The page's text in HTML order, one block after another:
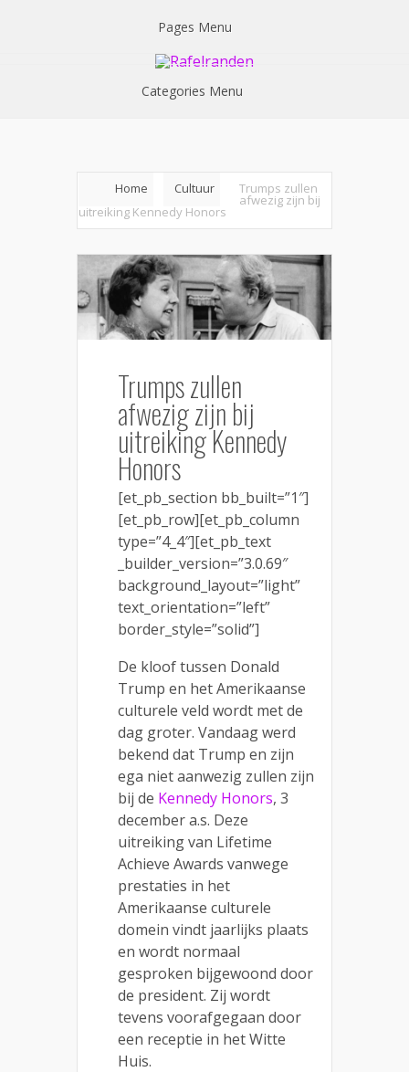
Pages Menu
Categories Menu
Home Cultuur Trumps zullen
afwezig zijn bij
uitreiking Kennedy Honors
Trumps zullen
afwezig zijn bij
uitreiking Kennedy
Honors
[et_pb_section bb_built=”1″]
[et_pb_row][et_pb_column
type=”4_4″][et_pb_text
_builder_version=”3.0.69″
background_layout=”light”
text_orientation=”left”
border_style=”solid”]
De kloof tussen Donald
Trump en het Amerikaanse
culturele veld wordt met de
dag groter. Vandaag werd
bekend dat Trump en zijn
ega niet aanwezig zullen zijn
bij de Kennedy Honors, 3
december a.s. Deze
uitreiking van Lifetime
Achieve Awards vanwege
prestaties in het
Amerikaanse culturele
domein vindt jaarlijks plaats
en wordt normaal
gesproken bijgewoond door
de president. Zij wordt
tevens voorafgegaan door
een receptie in het Witte
Huis.